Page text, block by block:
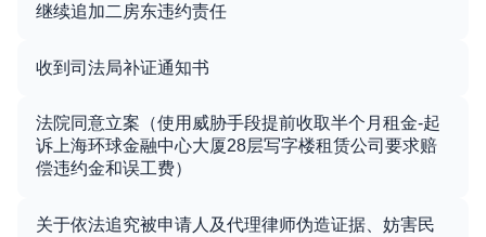
继续追加二房东违约责任
收到司法局补证通知书
法院同意立案（使用威胁手段提前收取半个月租金-起
诉上海环球金融中心大厦28层写字楼租赁公司要求赔
偿违约金和误工费）
关于依法追究被申请人及代理律师伪造证据、妨害民